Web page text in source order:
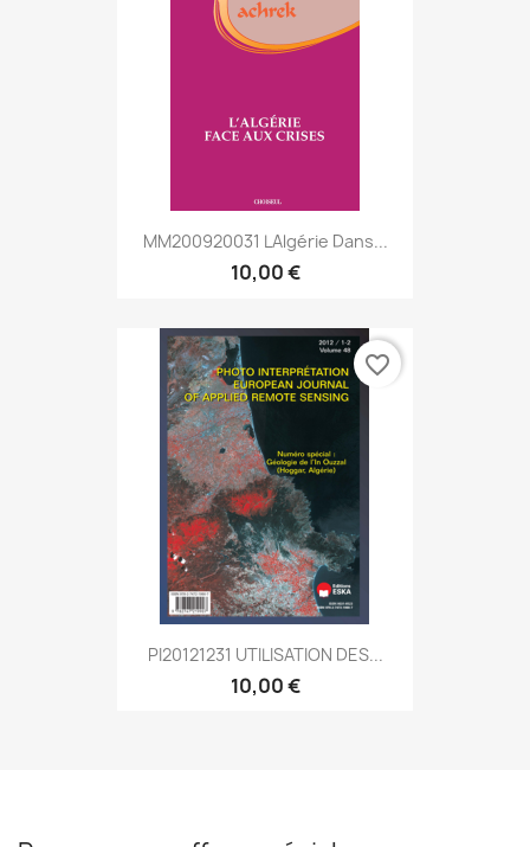
MM200920031 LAlgérie Dans...
10,00 €
PI20121231 UTILISATION DES...
10,00 €
favorite_border